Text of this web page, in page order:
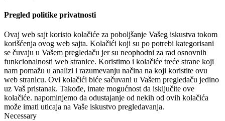
Pregled politike privatnosti
Ovaj web sajt koristo kolačiće za poboljšanje Vašeg iskustva tokom
korišćenja ovog web sajta. Kolačići koji su po potrebi kategorisani
se čuvaju u Vašem pregledaču jer su neophodni za rad osnovnih
funkcionalnosti web stranice. Koristimo i kolačiće treće strane koji
nam pomažu u analizi i razumevanju načina na koji koristite ovu
web stranicu. Ovi kolačići biće sačuvani u Vašem pregledaču jedino
uz Vaš pristanak. Takođe, imate mogućnost da isključite ove
kolačiće. napominjemo da odustajanje od nekih od ovih kolačića
može imati uticaja na Vaše iskustvo pregledavanja.
Necessary